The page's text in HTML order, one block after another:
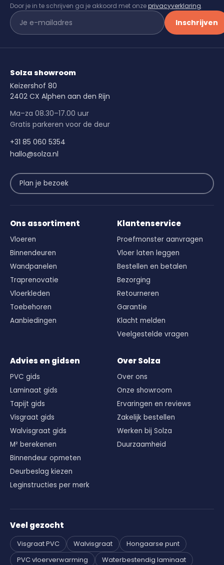
Door je in te schrijven ga je akkoord met onzeprivacyverklaring.
Inschrijven
Solza showroom
Keizershof 80
2402 CX Alphen aan den Rijn
Ma–za 08.30–17.00 uur
Gratis parkeren voor de deur
+31 85 060 5354
hallo@solza.nl
Plan je bezoek
Ons assortiment
Vloeren
Binnendeuren
Wandpanelen
Traprenovatie
Vloerkleden
Toebehoren
Aanbiedingen
Klantenservice
Proefmonster aanvragen
Vloer laten leggen
Bestellen en betalen
Bezorging
Retourneren
Garantie
Klacht melden
Veelgestelde vragen
Advies en gidsen
PVC gids
Laminaat gids
Tapijt gids
Visgraat gids
Walvisgraat gids
M² berekenen
Binnendeur opmeten
Deurbeslag kiezen
Leginstructies per merk
Over Solza
Over ons
Onze showroom
Ervaringen en reviews
Zakelijk bestellen
Werken bij Solza
Duurzaamheid
Veel gezocht
Visgraat PVC Walvisgraat
Hongaarse punt
PVC vloerverwarming
Waterbestendig laminaat